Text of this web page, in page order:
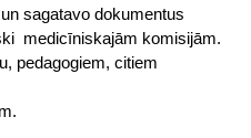
sagatavo dokumentus
medicīniskajām komisijām.
pedagogiem, citiem